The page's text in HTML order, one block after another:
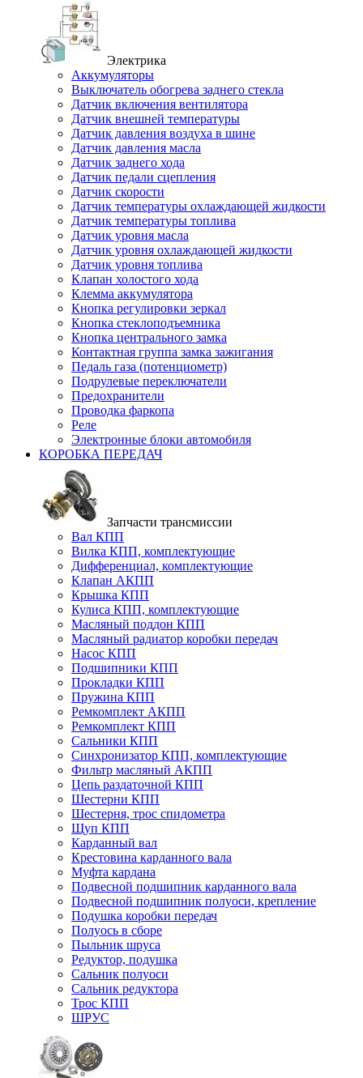
Электрика
Аккумуляторы
Выключатель обогрева заднего стекла
Датчик включения вентилятора
Датчик внешней температуры
Датчик давления воздуха в шине
Датчик давления масла
Датчик заднего хода
Датчик педали сцепления
Датчик скорости
Датчик температуры охлаждающей жидкости
Датчик температуры топлива
Датчик уровня масла
Датчик уровня охлаждающей жидкости
Датчик уровня топлива
Клапан холостого хода
Клемма аккумулятора
Кнопка регулировки зеркал
Кнопка стеклоподъемника
Кнопка центрального замка
Контактная группа замка зажигания
Педаль газа (потенциометр)
Подрулевые переключатели
Предохранители
Проводка фаркопа
Реле
Электронные блоки автомобиля
КОРОБКА ПЕРЕДАЧ
Запчасти трансмиссии
Вал КПП
Вилка КПП, комплектующие
Дифференциал, комплектующие
Клапан АКПП
Крышка КПП
Кулиса КПП, комплектующие
Масляный поддон КПП
Масляный радиатор коробки передач
Насос КПП
Подшипники КПП
Прокладки КПП
Пружина КПП
Ремкомплект АКПП
Ремкомплект КПП
Сальники КПП
Синхронизатор КПП, комплектующие
Фильтр масляный АКПП
Цепь раздаточной КПП
Шестерни КПП
Шестерня, трос спидометра
Щуп КПП
Карданный вал
Крестовина карданного вала
Муфта кардана
Подвесной подшипник карданного вала
Подвесной подшипник полуоси, крепление
Подушка коробки передач
Полуось в сборе
Пыльник шруса
Редуктор, подушка
Сальник полуоси
Сальник редуктора
Трос КПП
ШРУС